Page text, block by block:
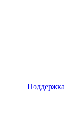
Поддержка